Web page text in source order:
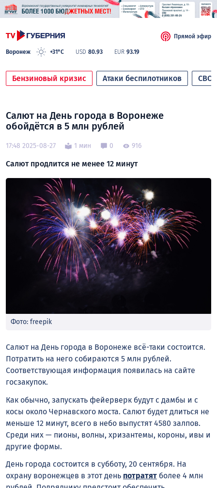
Воронеж +31°C USD 80.93 EUR 93.19
Прямой эфир
Бензиновый кризис Атаки беспилотников СВО
Салют на День города в Воронеже
обойдётся в 5 млн рублей
17:48 2025-08-27 1 мин 0 916
Салют продлится не менее 12 минут
Фото: freepik
Салют на День города в Воронеже всё-таки состоится.
Потратить на него собираются 5 млн рублей.
Соответствующая информация появилась на сайте
госзакупок.
Как обычно, запускать фейерверк будут с дамбы и с
косы около Чернавского моста. Салют будет длиться не
меньше 12 минут, всего в небо выпустят 4580 залпов.
Среди них — пионы, волны, хризантемы, короны, ивы и
другие формы.
День города состоится в субботу, 20 сентября. На
охрану воронежцев в этот день потратят более 4 млн